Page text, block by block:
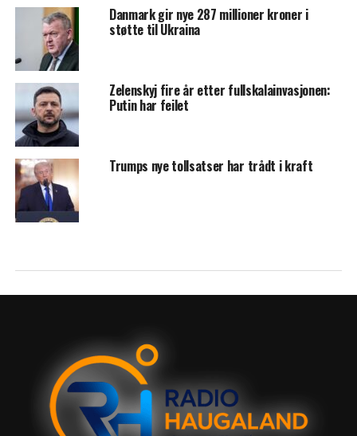
Danmark gir nye 287 millioner kroner i
støtte til Ukraina
Zelenskyj fire år etter fullskalainvasjonen:
Putin har feilet
Trumps nye tollsatser har trådt i kraft